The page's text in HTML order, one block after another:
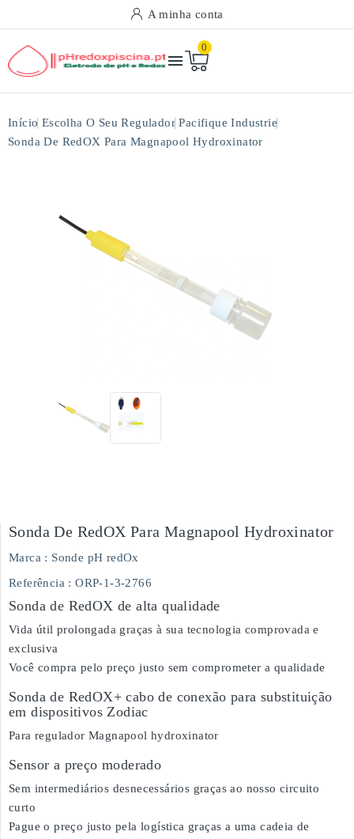
A minha conta

0
Início Escolha O Seu Regulador Pacifique Industrie
Sonda De RedOX Para Magnapool Hydroxinator
Sonda De RedOX Para Magnapool Hydroxinator
Marca : Sonde pH redOx
Referência : ORP-1-3-2766
Sonda de RedOX de alta qualidade
Vida útil prolongada graças à sua tecnologia comprovada e
exclusiva
Você compra pelo preço justo sem comprometer a qualidade
Sonda de RedOX+ cabo de conexão para substituição
em dispositivos Zodiac
Para regulador Magnapool hydroxinator
Sensor a preço moderado
Sem intermediários desnecessários graças ao nosso circuito
curto
Pague o preço justo pela logística graças a uma cadeia de